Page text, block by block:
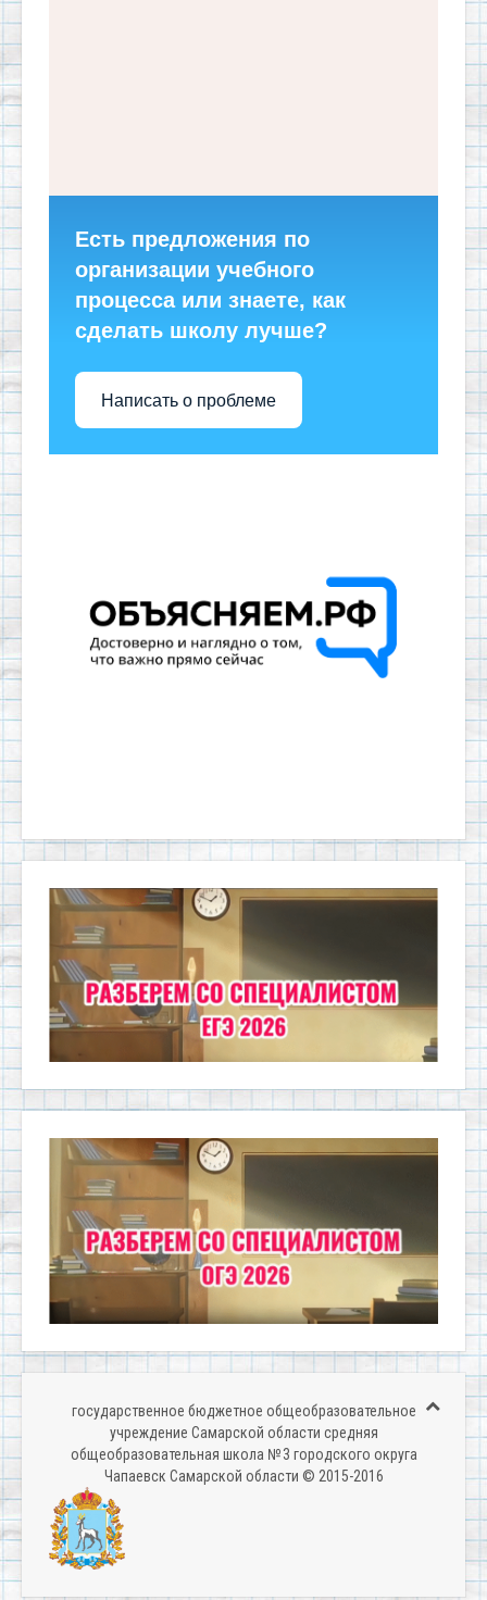
Есть предложения по
организации учебного
процесса или знаете, как
сделать школу лучше?
Написать о проблеме
государственное бюджетное общеобразовательное
учреждение Самарской области средняя
общеобразовательная школа № 3 городского округа
Чапаевск Самарской области © 2015-2016